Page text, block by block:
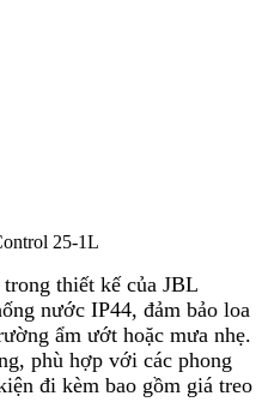
25-1L
thiết kế của JBL
nước IP44, đảm bảo loa
ẩm ướt hoặc mưa nhẹ.
phù hợp với các phong
đi kèm bao gồm giá treo